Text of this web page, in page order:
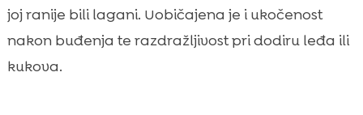
joj ranije bili lagani. Uobičajena je i ukočenost
nakon buđenja te razdražljivost pri dodiru leđa ili
kukova.